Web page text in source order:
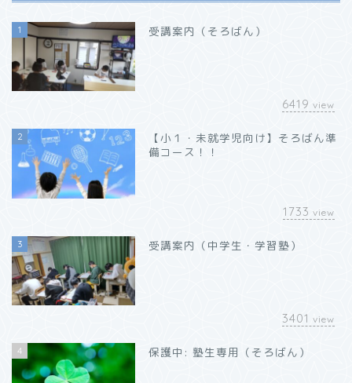
1 受講案内（そろばん）
6419 view
2
【小１・未就学児向け】そろばん準
備コース！！
1733 view
3 受講案内（中学生・学習塾）
3401 view
4 保護中: 塾生専用（そろばん）